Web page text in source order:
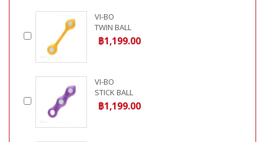
VI-BO
TWIN BALL
฿1,199.00
VI-BO
STICK BALL
฿1,199.00